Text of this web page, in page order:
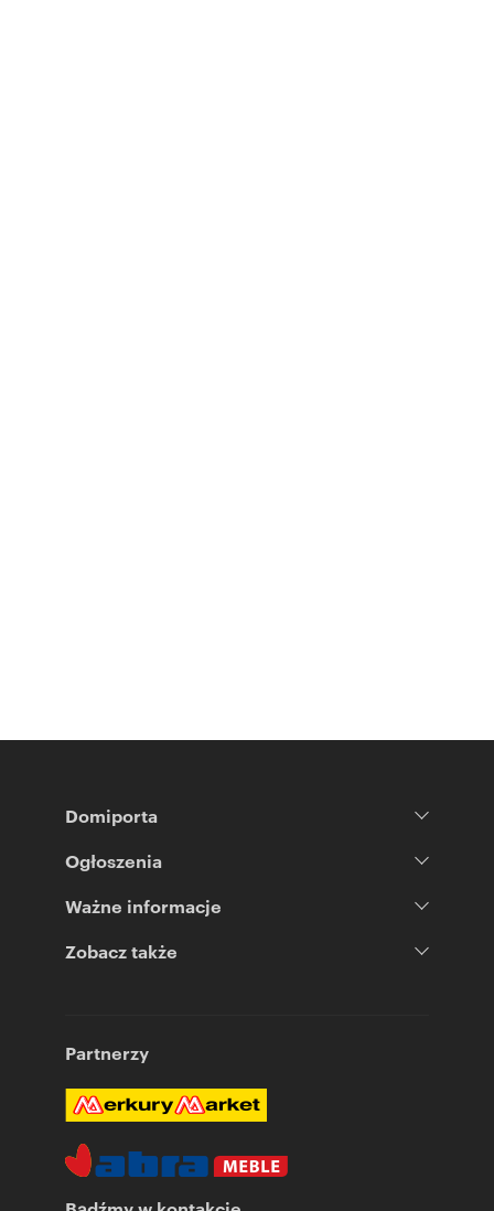
Domiporta
Ogłoszenia
Ważne informacje
Zobacz także
Partnerzy